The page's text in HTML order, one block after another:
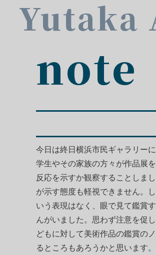
Yutaka
note
今日は終日横浜市民ギャラリー
学生やその家族の方々が作品展
反応を示すか観察することしま
が示す態度も軽視できません。
いう表現はなく、眼で見て鑑賞
んがいました。思わず注意を促
どもに対して美術作品の鑑賞の
るところもあろうかと思います